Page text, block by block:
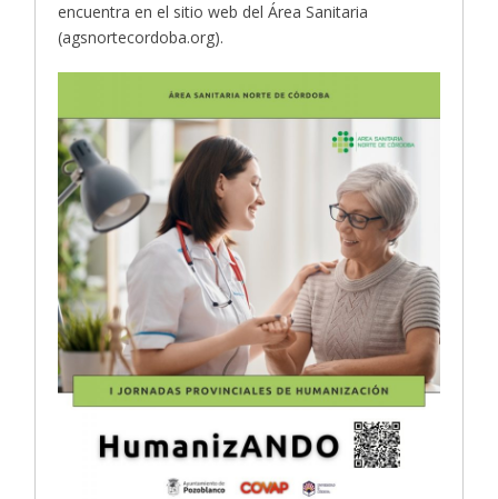
encuentra en el sitio web del Área Sanitaria
(agsnortecordoba.org).